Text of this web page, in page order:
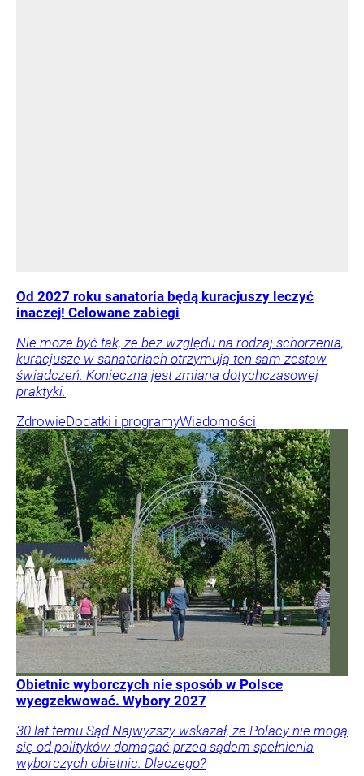
Od 2027 roku sanatoria będą kuracjuszy leczyć
inaczej! Celowane zabiegi
Nie może być tak, że bez względu na rodzaj schorzenia,
kuracjusze w sanatoriach otrzymują ten sam zestaw
świadczeń. Konieczna jest zmiana dotychczasowej
praktyki.
ZdrowieDodatki i programyWiadomości
Obietnic wyborczych nie sposób w Polsce
wyegzekwować. Wybory 2027
30 lat temu Sąd Najwyższy wskazał, że Polacy nie mogą
się od polityków domagać przed sądem spełnienia
wyborczych obietnic. Dlaczego?